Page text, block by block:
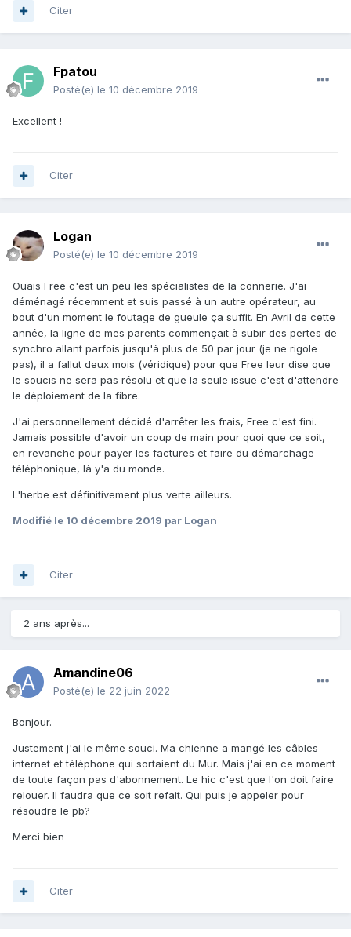
Citer
Fpatou
Posté(e) le 10 décembre 2019
Excellent !
Citer
Logan
Posté(e) le 10 décembre 2019
Ouais Free c'est un peu les spécialistes de la connerie. J'ai
déménagé récemment et suis passé à un autre opérateur, au
bout d'un moment le foutage de gueule ça suffit. En Avril de cette
année, la ligne de mes parents commençait à subir des pertes de
synchro allant parfois jusqu'à plus de 50 par jour (je ne rigole
pas), il a fallut deux mois (véridique) pour que Free leur dise que
le soucis ne sera pas résolu et que la seule issue c'est d'attendre
le déploiement de la fibre.
J'ai personnellement décidé d'arrêter les frais, Free c'est fini.
Jamais possible d'avoir un coup de main pour quoi que ce soit,
en revanche pour payer les factures et faire du démarchage
téléphonique, là y'a du monde.
L'herbe est définitivement plus verte ailleurs.
Modifié le 10 décembre 2019 par Logan
Citer
2 ans après...
Amandine06
Posté(e) le 22 juin 2022
Bonjour.
Justement j'ai le même souci. Ma chienne a mangé les câbles
internet et téléphone qui sortaient du Mur. Mais j'ai en ce moment
de toute façon pas d'abonnement. Le hic c'est que l'on doit faire
relouer. Il faudra que ce soit refait. Qui puis je appeler pour
résoudre le pb?
Merci bien
Citer